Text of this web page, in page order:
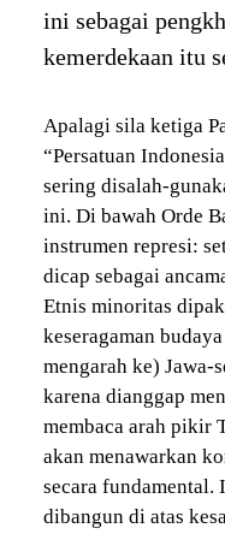
ini sebagai
kemerdekaan itu
Apalagi sila ketiga
“Persatuan
sering disalah-
ini. Di bawah Orde
instrumen represi:
dicap sebagai
Etnis minoritas
keseragaman
mengarah ke) Jawa-
karena dianggap
membaca arah pikir
akan menawarkan
secara fundamental.
dibangun di atas